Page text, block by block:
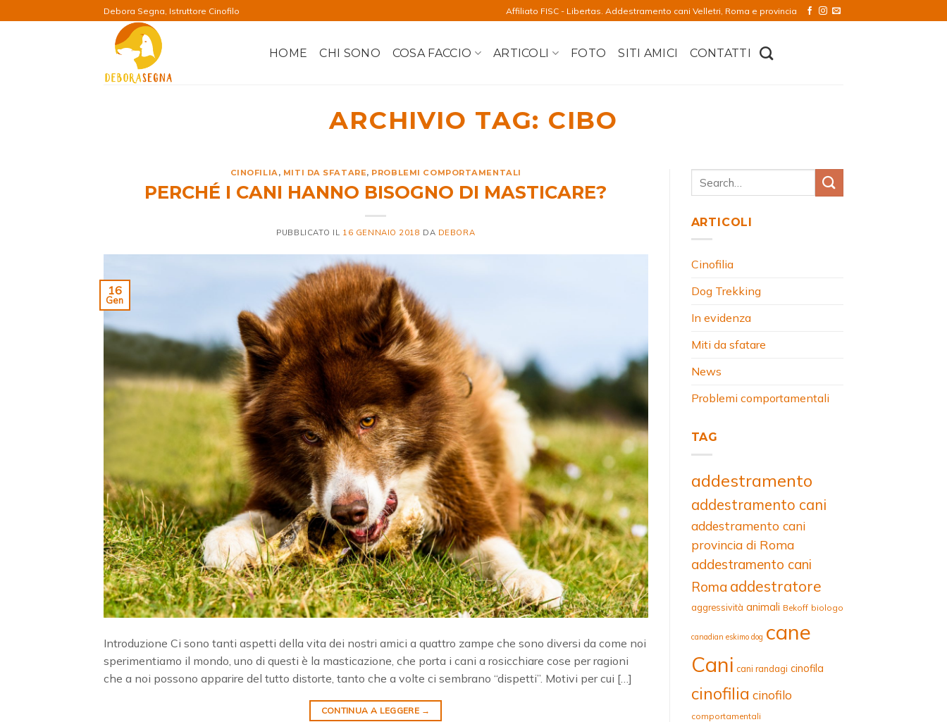
ai
Debora Segna, Istruttore Cinofilo Affiliato FISC - Libertas. Addestramento cani Velletri, Roma e provincia
HOME CHI SONO COSA FACCIO ARTICOLI FOTO SITI AMICI CONTATTI
ARCHIVIO TAG: CIBO
CINOFILIA , MITI DA SFATARE, PROBLEMI COMPORTAMENTALI
PERCHÉ I CANI HANNO BISOGNO DI MASTICARE?
PUBBLICATO IL 16 GENNAIO 2018 DA DEBORA
16
Gen
Introduzione Ci sono tanti aspetti della vita dei nostri amici a quattro zampe che sono diversi da come noi
sperimentiamo il mondo, uno di questi è la masticazione, che porta i cani a rosicchiare cose per ragioni
che a noi possono apparire del tutto distorte, tanto che a volte ci sembrano “dispetti”. Motivi per cui […]
CONTINUA A LEGGERE →
ARTICOLI
Cinofilia
Dog Trekking
In evidenza
Miti da sfatare
News
Problemi comportamentali
TAG
addestramento
addestramento cani
addestramento cani
provincia di Roma
addestramento cani
Roma addestratore
aggressività animali Bekoff biologo
canadian eskimo dog cane
Cani cani randagi cinofila
cinofilia cinofilo
comportamentali